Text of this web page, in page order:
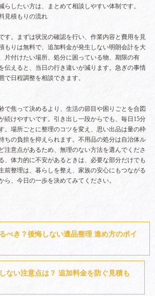
らしたい方は、まとめて相談しやすい体制です。
見積もりの流れ
す。まずは状況の確認を行い、作業内容と費用を見
もりは無料で、追加料金が発生しない明朗会計を大
片付けたい場所、処分に困っている物、期限の有
伝えると、当日の行き違いが減ります。急ぎの事情
で日程調整を相談できます。
で焦って決めるより、生活の節目や困りごとを合図
続けやすいです。引き出し一段からでも、毎日15分
。場所ごとに整理のコツを変え、思い出品は量の枠
ちの負担を抑えられます。不用品の処分は自治体ル
注意点があるため、無理のない方法を選んでくださ
、体力的に不安があるときは、必要な部分だけでも
前整理は、暮らしを整え、家族の安心にもつながる
ら、今日の一歩を決めてみてください。
べき？後悔しない遺品整理 進め方のポイ
ない注意点は？ 追加料金を防ぐ見積も